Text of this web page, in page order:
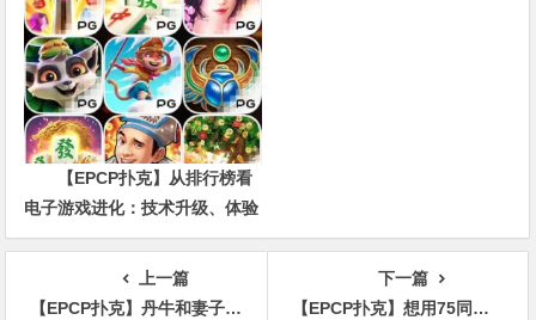
【EPCP扑克】从排行榜看
电子游戏进化：技术升级、体验
创新与未来趋势
上一篇
【EPCP扑克】丹牛和妻子Amanda将推出非扑克类播客 Phil Hellmuth解释他为什么不参加Triton
下一篇
【EPCP扑克】想用75同花获利，该怎么玩？